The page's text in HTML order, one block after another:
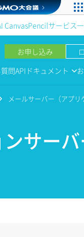
CanvasPencilサービス
お申し込み
問APIドキュメント
メールサーバー（アプリ
サーバ